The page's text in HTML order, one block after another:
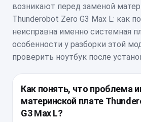
возникают перед заменой
Thunderobot Zero G3 Max L: как
неисправна именно системная
особенности у разборки этой
проверить ноутбук после
Как понять, что проблема
материнской плате
G3 Max L?